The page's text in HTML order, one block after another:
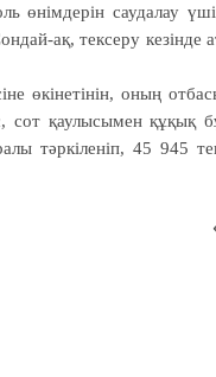
өнімдерін саудалау
ақ, тексеру
өкінетінін, оның
сот қаулысымен құқық
тәркiленіп, 45 945